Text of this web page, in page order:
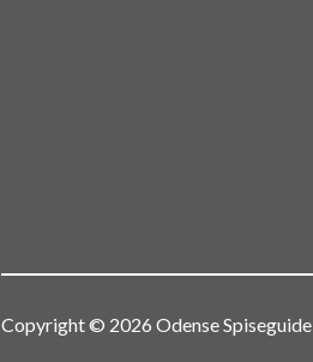
Copyright © 2026 Odense